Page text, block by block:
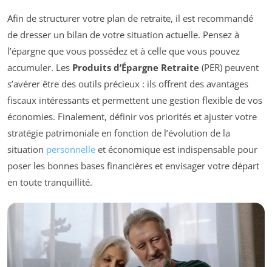
Afin de structurer votre plan de retraite, il est recommandé
de dresser un bilan de votre situation actuelle. Pensez à
l’épargne que vous possédez et à celle que vous pouvez
accumuler. Les Produits d’Épargne Retraite (PER) peuvent
s’avérer être des outils précieux : ils offrent des avantages
fiscaux intéressants et permettent une gestion flexible de vos
économies. Finalement, définir vos priorités et ajuster votre
stratégie patrimoniale en fonction de l’évolution de la
situation personnelle et économique est indispensable pour
poser les bonnes bases financières et envisager votre départ
en toute tranquillité.